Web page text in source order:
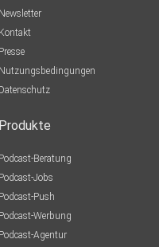
Newsletter
Kontakt
Presse
Nutzungsbedingungen
Datenschutz
Produkte
Podcast-Beratung
Podcast-Jobs
Podcast-Push
Podcast-Werbung
Podcast-Agentur